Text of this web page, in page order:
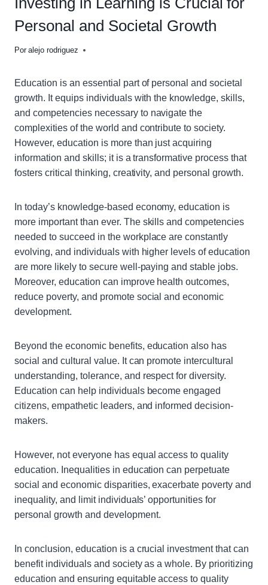
Personal and Societal Growth
Por alejo rodriguez
Education is an essential part of personal and societal
growth. It equips individuals with the knowledge, skills,
and competencies necessary to navigate the
complexities of the world and contribute to society.
However, education is more than just acquiring
information and skills; it is a transformative process that
fosters critical thinking, creativity, and personal growth.
In today’s knowledge-based economy, education is
more important than ever. The skills and competencies
needed to succeed in the workplace are constantly
evolving, and individuals with higher levels of education
are more likely to secure well-paying and stable jobs.
Moreover, education can improve health outcomes,
reduce poverty, and promote social and economic
development.
Beyond the economic benefits, education also has
social and cultural value. It can promote intercultural
understanding, tolerance, and respect for diversity.
Education can help individuals become engaged
citizens, empathetic leaders, and informed decision-
makers.
However, not everyone has equal access to quality
education. Inequalities in education can perpetuate
social and economic disparities, exacerbate poverty and
inequality, and limit individuals’ opportunities for
personal growth and development.
In conclusion, education is a crucial investment that can
benefit individuals and society as a whole. By prioritizing
education and ensuring equitable access to quality